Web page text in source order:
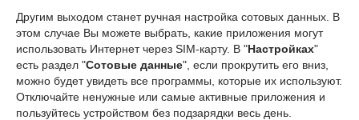
Другим выходом станет ручная настройка сотовых данных. В
этом случае Вы можете выбрать, какие приложения могут
использовать Интернет через SIM-карту. В "Настройках"
есть раздел "Сотовые данные", если прокрутить его вниз,
можно будет увидеть все программы, которые их используют.
Отключайте ненужные или самые активные приложения и
пользуйтесь устройством без подзарядки весь день.